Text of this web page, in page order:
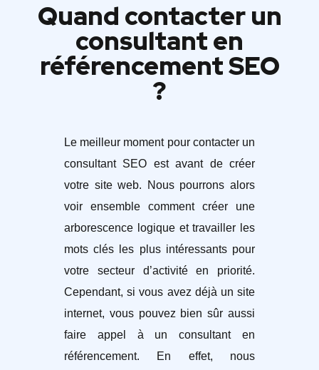
Quand contacter un
consultant en
référencement SEO
?
Le meilleur moment pour contacter un
consultant SEO est avant de créer
votre site web. Nous pourrons alors
voir ensemble comment créer une
arborescence logique et travailler les
mots clés les plus intéressants pour
votre secteur d’activité en priorité.
Cependant, si vous avez déjà un site
internet, vous pouvez bien sûr aussi
faire appel à un consultant en
référencement. En effet, nous